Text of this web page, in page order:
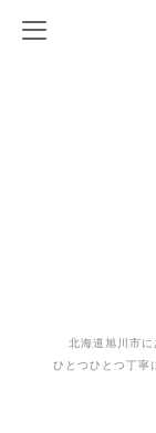
北海道旭川市に
ひとつひとつ丁寧